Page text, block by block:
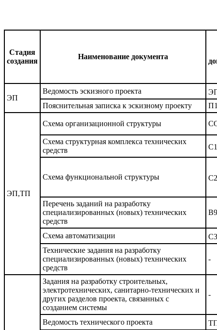
Стадия
создания
Наименование документа
ЭП
Ведомость эскизного проекта
Пояснительная записка к эскизному проекту
ЭП,ТП
Схема организационной структуры
Схема структурная комплекса технических
средств
С1
Схема функциональной структуры С2
Перечень заданий на разработку
специализированных (новых) технических
средств
В9
Схема автоматизации
С3
Технические задания на разработку
специализированных (новых) технических
средств
-
Задания на разработку строительных,
электротехнических, санитарно-технических и
других разделов проекта, связанных с
созданием системы
-
Ведомость технического проекта